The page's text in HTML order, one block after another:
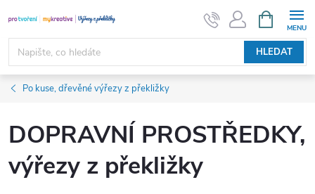
na
obsah
HLEDAT
NÁKUPNÍ
KOŠÍK
Po kuse, dřevěné výřezy z překližky
DOPRAVNÍ PROSTŘEDKY,
výřezy z překližky